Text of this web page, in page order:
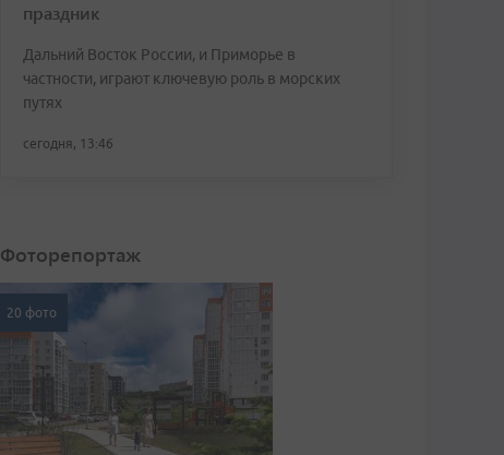
праздник
Дальний Восток России, и Приморье в
частности, играют ключевую роль в морских
путях
сегодня, 13:46
Фоторепортаж
20 фото